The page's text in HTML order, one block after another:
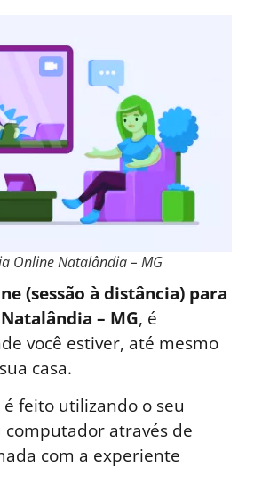
Online Natalândia – MG
(sessão à distância) para
– MG, é
você estiver, até mesmo
casa.
feito utilizando o seu
através de
com a experiente